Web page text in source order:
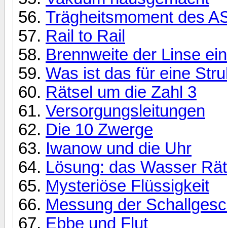
Trägheitsmoment des
Rail to Rail
Brennweite der Linse
Was ist das für eine
Rätsel um die Zahl 3
Versorgungsleitungen
Die 10 Zwerge
Iwanow und die Uhr
Lösung: das Wasser
Mysteriöse Flüssigkeit
Messung der
Ebbe und Flut